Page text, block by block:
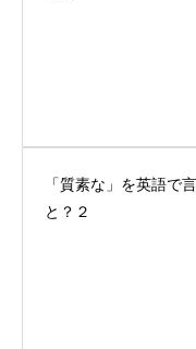
「質素な」を英語で
と？２